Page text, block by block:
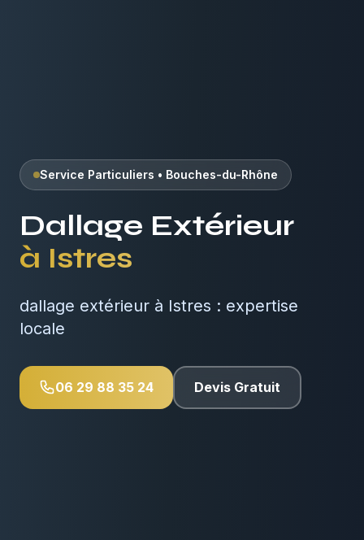
Service Particuliers • Bouches-du-Rhône
Dallage Extérieur
à Istres
dallage extérieur à Istres : expertise
locale
06 29 88 35 24 Devis Gratuit